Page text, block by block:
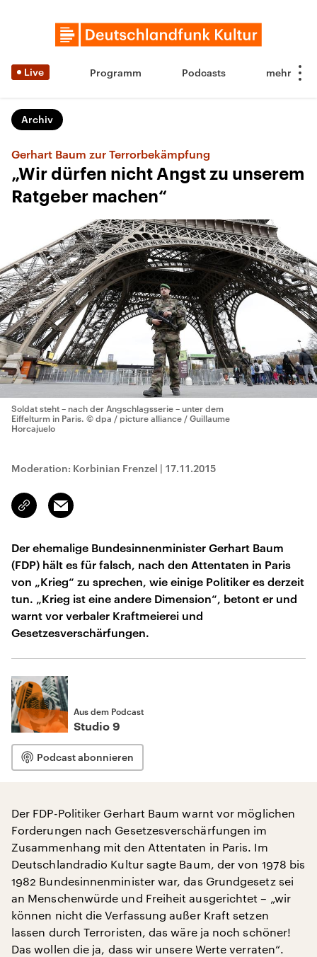
Live Programm Podcasts
Archiv
Gerhart Baum zur Terrorbekämpfung
„Wir dürfen nicht Angst zu unserem
Ratgeber machen“
Soldat steht – nach der Angschlagsserie – unter dem
Eiffelturm in Paris. © dpa / picture alliance / Guillaume
Horcajuelo
Moderation: Korbinian Frenzel | 17.11.2015
Link
kopieren/teilen
Email
Der ehemalige Bundesinnenminister Gerhart Baum
(FDP) hält es für falsch, nach den Attentaten in Paris
von „Krieg“ zu sprechen, wie einige Politiker es derzeit
tun. „Krieg ist eine andere Dimension“, betont er und
warnt vor verbaler Kraftmeierei und
Gesetzesverschärfungen.
Aus dem Podcast
Studio 9
Podcast abonnieren
Der FDP-Politiker Gerhart Baum warnt vor möglichen
Forderungen nach Gesetzesverschärfungen im
Zusammenhang mit den Attentaten in Paris. Im
Deutschlandradio Kultur sagte Baum, der von 1978 bis
1982 Bundesinnenminister war, das Grundgesetz sei
an Menschenwürde und Freiheit ausgerichtet – „wir
können nicht die Verfassung außer Kraft setzen
lassen durch Terroristen, das wäre ja noch schöner!
Das wollen die ja, dass wir unsere Werte verraten“.